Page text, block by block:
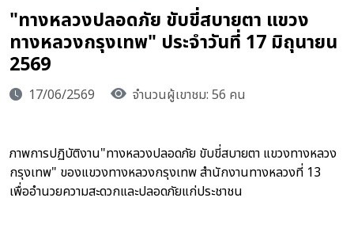
"ทางหลวงปลอดภัย ขับขี่สบายตา แขวง
ทางหลวงกรุงเทพ" ประจำวันที่ 17 มิถุนายน
2569
17/06/2569 จำนวนผู้เขาชม: 56 คน
ภาพการปฏิบัติงาน"ทางหลวงปลอดภัย ขับขี่สบายตา แขวงทางหลวง
กรุงเทพ" ของแขวงทางหลวงกรุงเทพ สำนักงานทางหลวงที่ 13
เพื่ออำนวยความสะดวกและปลอดภัยแก่ประชาชน